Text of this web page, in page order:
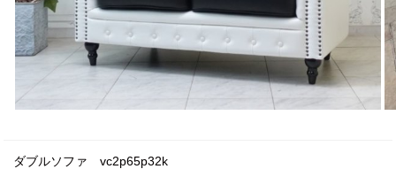
ダブルソファ vc2p65p32k